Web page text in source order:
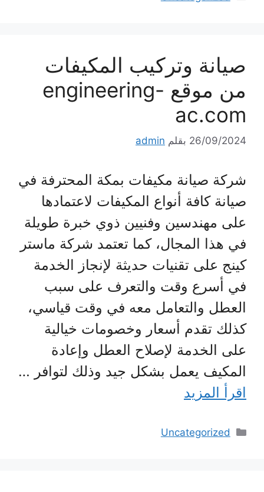
صيانة وتركيب المكيفات
من موقع engineering-
ac.com
26/09/2024 بقلم admin
شركة صيانة مكيفات بمكة المحترفة في
صيانة كافة أنواع المكيفات لاعتمادها
على مهندسين وفنيين ذوي خبرة طويلة
في هذا المجال، كما تعتمد شركة ماستر
كينج على تقنيات حديثة لإنجاز الخدمة
في أسرع وقت والتعرف على سبب
العطل والتعامل معه في وقت قياسي،
كذلك تقدم أسعار وخصومات خيالية
على الخدمة لإصلاح العطل وإعادة
المكيف يعمل بشكل جيد وذلك لتوافر …
اقرأ المزيد
التصنيفات
Uncategorized